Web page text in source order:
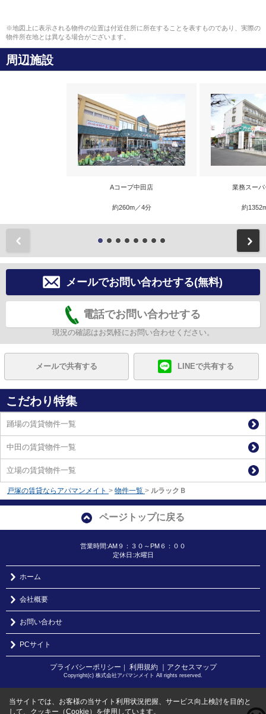
※地図上に表示される物件の位置は付近住所に所在することを表すものであり、実際の
物件所在地とは異なる場合がございます。
周辺施設
Aコープ中田店
約260m／4分
業務スー
約
メールでお問い合わせする(無料)
電話でお問い合わせする
現況の確認はお気軽にお問い合わせください。
メールで共有する LINEで共有する
こだわり特集
踊場の賃貸物件一覧
中田の賃貸物件一覧
立場の賃貸物件一覧
戸塚の賃貸ならアパマンメイト > 物件一覧 > ルラックＢ
ページトップに戻る
営業時間:AM９：３０～PM６：００
定休日:水曜日
ホーム
会社概要
お問い合わせ
PCサイト
プライバシーポリシー 利用規約 ｜アクセスマップ
Copyright(c) 株式会社アパマンメイト All rights reserved.
当サイトでは、お客様の当サイト利用状況把握、サービス向上検討を目的と
して、クッキー（Cookie）を使用しています。